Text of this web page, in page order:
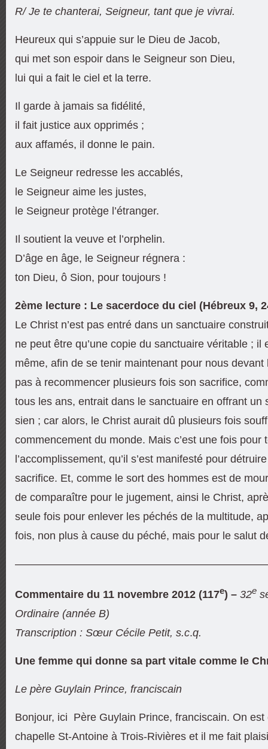
R/ Je te chanterai, Seigneur, tant que je vivrai.
Heureux qui s’appuie sur le Dieu de Jacob,
qui met son espoir dans le Seigneur son Dieu,
lui qui a fait le ciel et la terre.
Il garde à jamais sa fidélité,
il fait justice aux opprimés ;
aux affamés, il donne le pain.
Le Seigneur redresse les accablés,
le Seigneur aime les justes,
le Seigneur protège l’étranger.
Il soutient la veuve et l’orphelin.
D’âge en âge, le Seigneur régnera :
ton Dieu, ô Sion, pour toujours !
2ème lecture : Le sacerdoce du ciel (Hébreux 9,
Le Christ n’est pas entré dans un sanctuaire
ne peut être qu’une copie du sanctuaire véritable ; il
même, afin de se tenir maintenant pour nous devant
pas à recommencer plusieurs fois son sacrifice,
tous les ans, entrait dans le sanctuaire en offrant un
sien ; car alors, le Christ aurait dû plusieurs fois
commencement du monde. Mais c’est une fois pour
l’accomplissement, qu’il s’est manifesté pour
sacrifice. Et, comme le sort des hommes est de
de comparaître pour le jugement, ainsi le Christ,
seule fois pour enlever les péchés de la multitude,
fois, non plus à cause du péché, mais pour le salut
Commentaire du 11 novembre 2012 (117e) – 32e
Ordinaire (année B)
Transcription : Sœur Cécile Petit, s.c.q.
Une femme qui donne sa part vitale comme le
Le père Guylain Prince, franciscain
Bonjour, ici Père Guylain Prince, franciscain. On
chapelle St-Antoine à Trois-Rivières et il me fait